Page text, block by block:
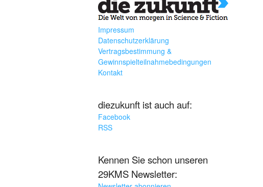
Impressum
Datenschutzerklärung
Vertragsbestimmung &
Gewinnspielteilnahmebedingungen
Kontakt
diezukunft ist auch auf:
Facebook
RSS
Kennen Sie schon unseren
29KMS Newsletter: